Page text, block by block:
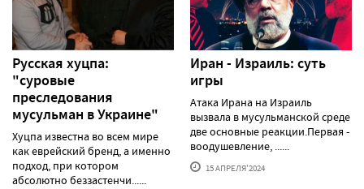
Русская хуцпа:
"суровые
преследования
мусульман в Украине"
Хуцпа известна во всем мире
как еврейский бренд, а именно
подход, при котором
абсолютно беззастенчи......
Иран - Израиль: суть
игры
Атака Ирана на Израиль
вызвала в мусульманской среде
две основные реакции.Первая -
воодушевление, ......
15 АПРЕЛЯ'2024